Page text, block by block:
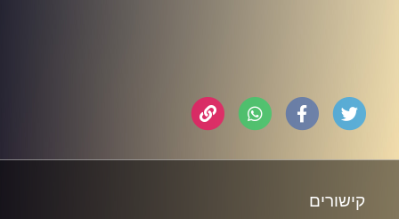
קישורים